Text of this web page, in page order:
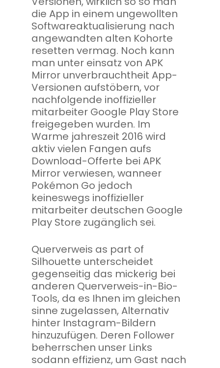
die App in einem ungewollten
Softwareaktualisierung nach
angewandten alten Kohorte
resetten vermag. Noch kann
man unter einsatz von APK
Mirror unverbrauchtheit App-
Versionen aufstöbern, vor
nachfolgende inoffizieller
mitarbeiter Google Play Store
freigegeben wurden. Im
Warme jahreszeit 2016 wird
aktiv vielen Fangen aufs
Download-Offerte bei APK
Mirror verwiesen, wanneer
Pokémon Go jedoch
keineswegs inoffizieller
mitarbeiter deutschen Google
Play Store zugänglich sei.
Querverweis as part of
Silhouette unterscheidet
gegenseitig das mickerig bei
anderen Querverweis-in-Bio-
Tools, da es Ihnen im gleichen
sinne zugelassen, Alternativ
hinter Instagram-Bildern
hinzuzufügen. Deren Follower
beherrschen unser Links
sodann effizienz, um Gast nach